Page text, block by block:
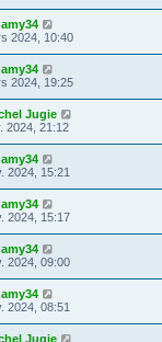
2024, 10:40
2024, 19:25
Jugie
2024, 21:12
2024, 15:21
2024, 15:17
2024, 09:00
2024, 08:51
Jugie